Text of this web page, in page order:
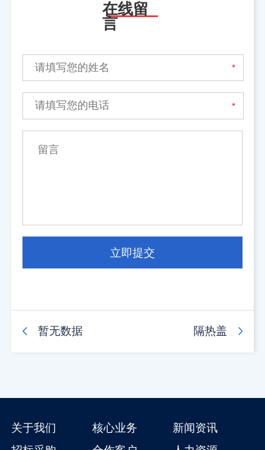
在线留
言
*
*
暂无数据 隔热盖
关于我们 核心业务
新闻资讯